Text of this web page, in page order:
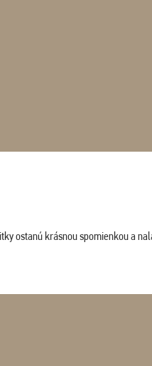
ostanú krásnou spomienkou a